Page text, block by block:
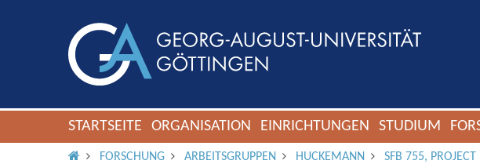
STARTSEITE ORGANISATION EINRICHTUNGEN STUDIUM
IMS ROOT
FORSCHUNG ARBEITSGRUPPEN HUCKEMANN SFB 755,